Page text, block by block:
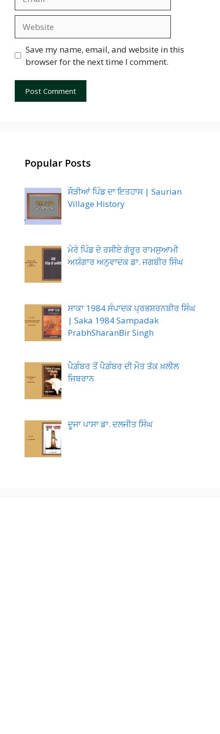
Save my name, email, and website in this
browser for the next time I comment.
Popular Posts
ਸੌੜੀਆਂ ਪਿੰਡ ਦਾ ਇਤਹਾਸ | Saurian
Village History
ਮੇਰੇ ਪਿੰਡ ਦੇ ਰਸੀਏ ਗੋਰੂਰ ਰਾਮਸੁਆਮੀ
ਅਯੰਗਾਰ ਅਨੁਵਾਦਕ ਡਾ. ਜਗਬੀਰ ਸਿੰਘ
ਸਾਕਾ 1984 ਸੰਪਾਦਕ ਪ੍ਰਭਸ਼ਰਨਬੀਰ ਸਿੰਘ
| Saka 1984 Sampadak
PrabhSharanBir Singh
ਪੈਗ਼ੰਬਰ ਤੋਂ ਪੈਗ਼ੰਬਰ ਦੀ ਮੌਤ ਤੱਕ ਖ਼ਲੀਲ
ਜਿਬਰਾਨ
ਦੂਜਾ ਪਾਸਾ ਡਾ. ਦਲਜੀਤ ਸਿੰਘ